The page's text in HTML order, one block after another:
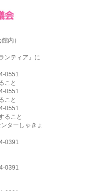
内）
ンティア』に
0551
こと
0551
こと
0551
ること
ターしゃきょ
0391
0391